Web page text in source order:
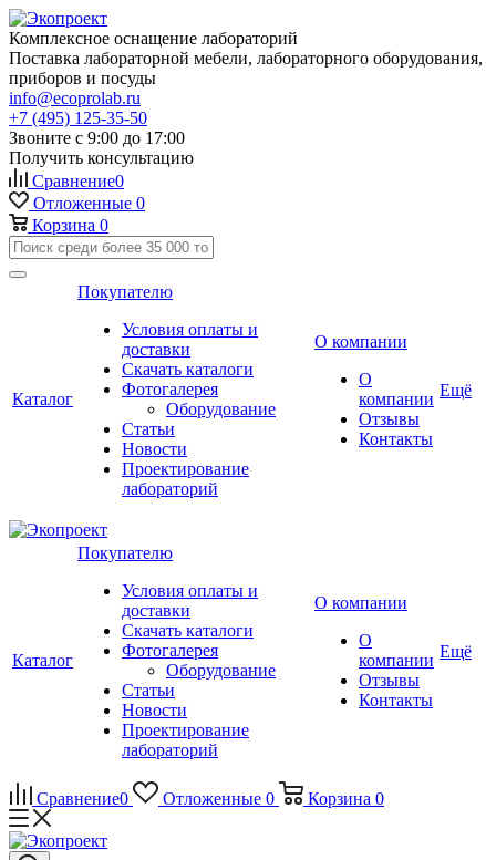
Комплексное оснащение лабораторий
Поставка лабораторной мебели, лабораторного оборудования,
приборов и посуды
info@ecoprolab.ru
+7 (495) 125-35-50
Звоните с 9:00 до 17:00
Получить консультацию
Сравнение0
Отложенные 0
Корзина 0
Каталог
Покупателю
Условия оплаты и
доставки
Скачать каталоги
Фотогалерея
Оборудование
Статьи
Новости
Проектирование
лабораторий
О компании
О
компании
Отзывы
Контакты
Ещё
Каталог
Покупателю
Условия оплаты и
доставки
Скачать каталоги
Фотогалерея
Оборудование
Статьи
Новости
Проектирование
лабораторий
О компании
О
компании
Отзывы
Контакты
Ещё
Сравнение0 Отложенные 0 Корзина 0